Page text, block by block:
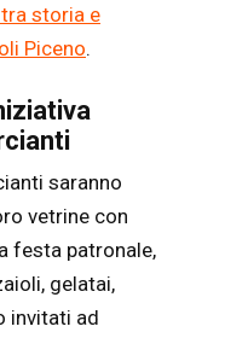
tra storia e
Piceno.
saranno
vetrine con
festa patronale,
gelatai,
invitati ad